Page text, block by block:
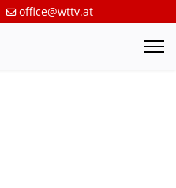
office@wttv.at